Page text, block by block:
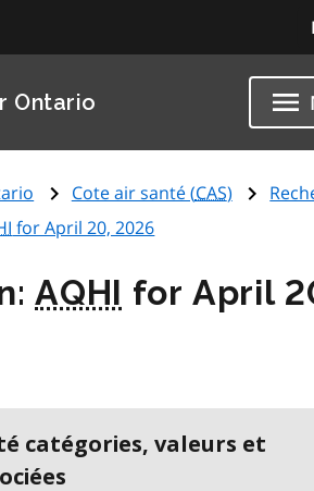
Ontario
Cote air santé (CAS)
for April 20, 2026
AQHI for April
catégories, valeurs et